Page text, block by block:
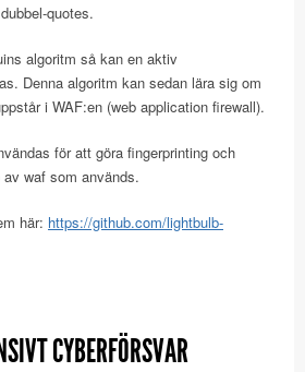
quotes.
algoritm så kan en aktiv
Denna algoritm kan sedan lära sig om
i WAF:en (web application firewall).
för att göra fingerprinting och
waf som används.
här: https://github.com/lightbulb-
CYBERFÖRSVAR